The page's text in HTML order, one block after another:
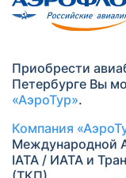
Приобрести
Петербурге Вы
«АэроТур».
Компания
Международной
IATA / ИАТА и